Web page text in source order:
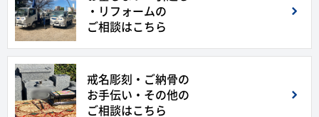
・リフォームの
ご相談はこちら
戒名彫刻・ご納骨の
お手伝い・その他の
ご相談はこちら